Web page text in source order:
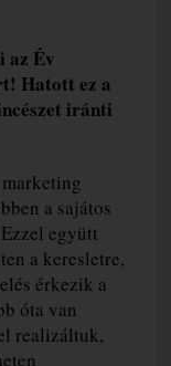
az Év
Hatott ez a
iránti
a sajátos
együtt
a keresletre,
érkezik a
óta van
realizáltuk,